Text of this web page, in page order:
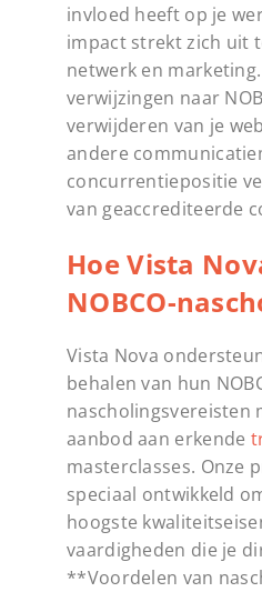
invloed heeft op je
impact strekt zich uit
netwerk en
verwijzingen naar
verwijderen van je
andere
concurrentiepositie
van geaccrediteerde
Hoe Vista
NOBCO-
Vista Nova
behalen van hun
nascholingsvereisten
aanbod aan erkende
masterclasses. Onze
speciaal ontwikkeld
hoogste
vaardigheden die je
**Voordelen van